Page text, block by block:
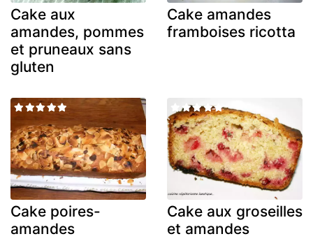
Cake aux
amandes, pommes
et pruneaux sans
gluten
Cake amandes
framboises ricotta
Cake poires-
amandes
Cake aux groseilles
et amandes